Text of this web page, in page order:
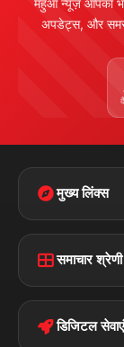
महुआ न्यूज़ आपका
अपडेट्स, और
मुख्य लिंक्स
समाचार श्रेणी
डिजिटल सेवाएं